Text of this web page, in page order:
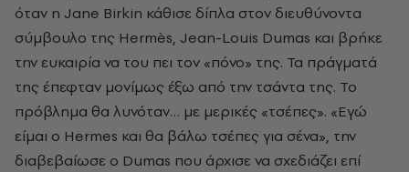
όταν η Jane Birkin κάθισε δίπλα στον διευθύνοντα
σύμβουλο της Hermès, Jean-Louis Dumas και βρήκε
την ευκαιρία να του πει τον «πόνο» της. Τα πράγματά
της έπεφταν μονίμως έξω από την τσάντα της. Το
πρόβλημα θα λυνόταν… με μερικές «τσέπες». «Εγώ
είμαι ο Hermes και θα βάλω τσέπες για σένα», την
διαβεβαίωσε ο Dumas που άρχισε να σχεδιάζει επί